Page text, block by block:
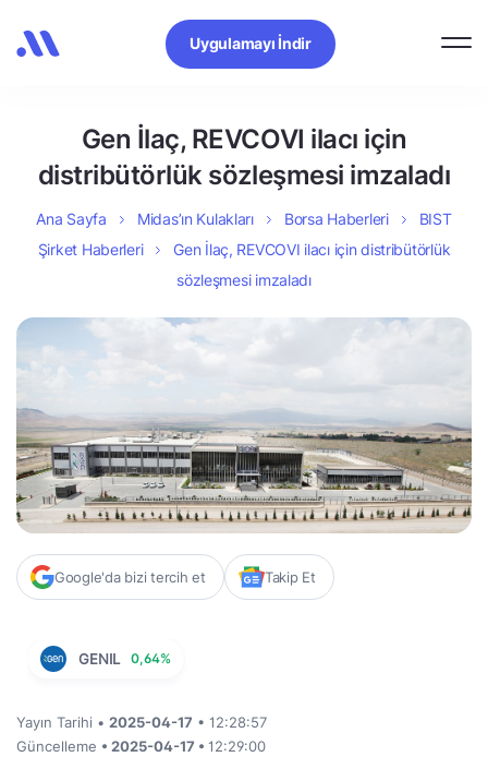
Uygulamayı İndir
Gen İlaç, REVCOVI ilacı için
distribütörlük sözleşmesi imzaladı
Ana Sayfa Midas’ın Kulakları Borsa Haberleri
BIST
Şirket Haberleri
Gen İlaç, REVCOVI ilacı için distribütörlük
sözleşmesi imzaladı
Google'da bizi tercih et Takip Et
GENIL 0,64%
Yayın Tarihi • 2025-04-17 • 12:28:57
Güncelleme • 2025-04-17 • 12:29:00